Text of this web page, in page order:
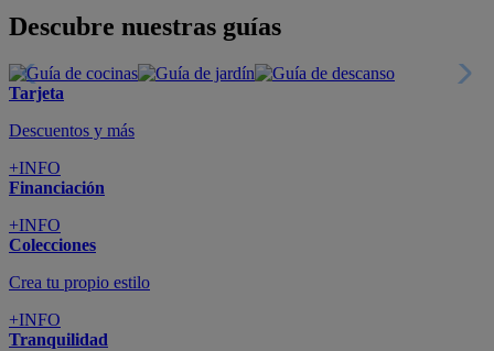
Descubre nuestras guías
Tarjeta
Descuentos y más
+INFO
Financiación
+INFO
Colecciones
Crea tu propio estilo
+INFO
Tranquilidad